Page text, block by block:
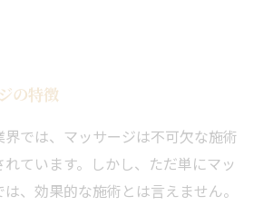
の特徴
界では、マッサージは不可欠な施術
ています。しかし、ただ単にマッ
、効果的な施術とは言えません。